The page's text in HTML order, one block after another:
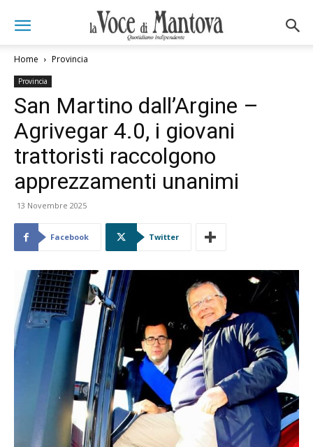
Home Provincia
Provincia
San Martino dall’Argine –
Agrivegar 4.0, i giovani
trattoristi raccolgono
apprezzamenti unanimi
13 Novembre 2025
Facebook Twitter